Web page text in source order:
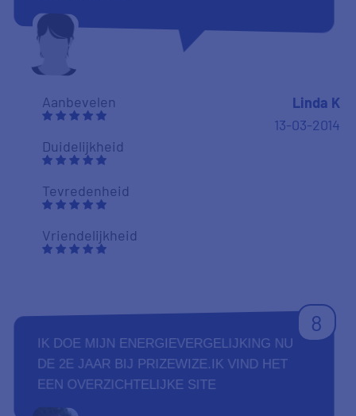
Aanbevelen
Duidelijkheid
Tevredenheid
Vriendelijkheid
Linda K
13-03-2014
8
IK DOE MIJN ENERGIEVERGELIJKING NU
DE 2E JAAR BIJ PRIZEWIZE.IK VIND HET
EEN OVERZICHTELIJKE SITE